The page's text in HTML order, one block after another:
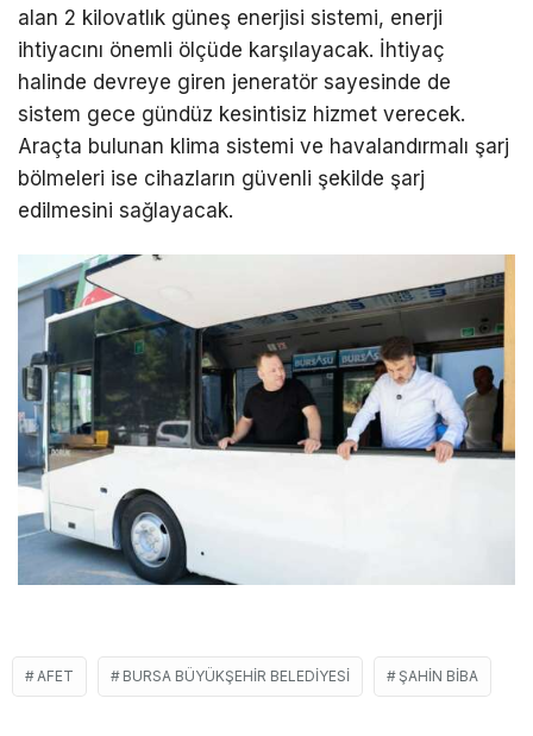
alan 2 kilovatlık güneş enerjisi sistemi, enerji
ihtiyacını önemli ölçüde karşılayacak. İhtiyaç
halinde devreye giren jeneratör sayesinde de
sistem gece gündüz kesintisiz hizmet verecek.
Araçta bulunan klima sistemi ve havalandırmalı şarj
bölmeleri ise cihazların güvenli şekilde şarj
edilmesini sağlayacak.
AFET BURSA BÜYÜKŞEHIR BELEDIYESI ŞAHIN BIBA